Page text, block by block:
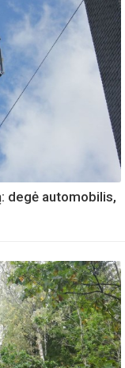
degė automobilis,